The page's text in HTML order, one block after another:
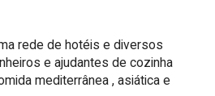
rede de hotéis e diversos
e ajudantes de cozinha
mediterrânea , asiática e